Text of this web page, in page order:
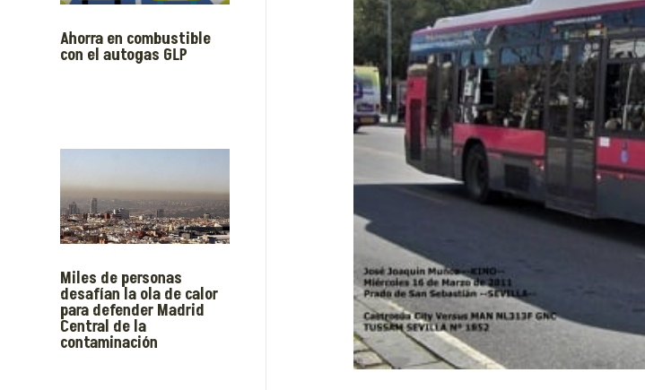
Ahorra en combustible
con el autogas GLP
Miles de personas
desafían la ola de calor
para defender Madrid
Central de la
contaminación